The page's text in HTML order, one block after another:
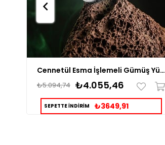
Cennetül Esma İşlemeli Gümüş Yüzük
₺4.055,46
₺5.094,74
SEPETTE İNDİRİM ₺3649,91